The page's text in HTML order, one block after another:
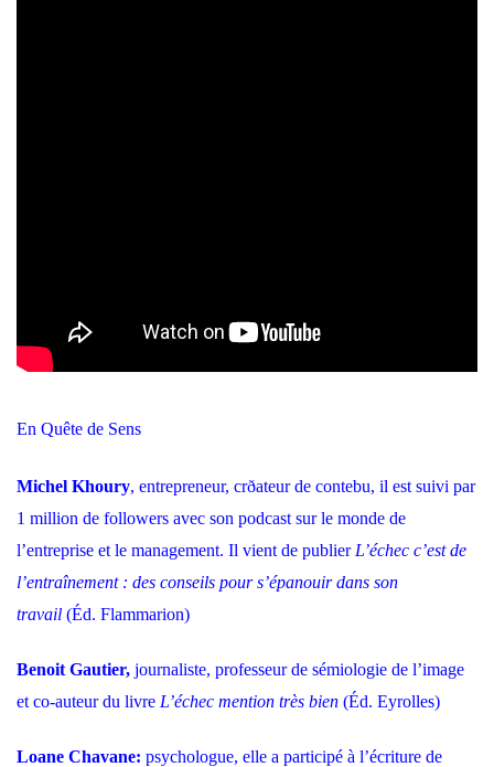
En Quête de Sens
Michel Khoury, entrepreneur, crðateur de contebu, il est suivi par
1 million de followers avec son podcast sur le monde de
l’entreprise et le management. Il vient de publier L’échec c’est de
l’entraînement : des conseils pour s’épanouir dans son
travail (Éd. Flammarion)
Benoit Gautier, journaliste, professeur de sémiologie de l’image
et co-auteur du livre L’échec mention très bien (Éd. Eyrolles)
Loane Chavane: psychologue, elle a participé à l’écriture de